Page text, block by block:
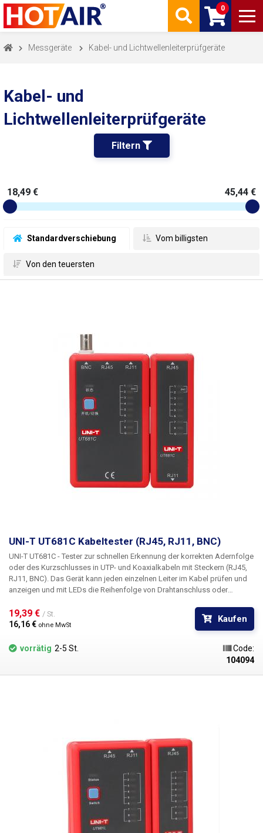
0
Messgeräte Kabel- und Lichtwellenleiterprüfgeräte
Kabel- und
Lichtwellenleiterprüfgeräte
Filtern
Standardverschiebung Vom billigsten
Von den teuersten
18,49 € 45,44 €
UNI-T UT681C Kabeltester (RJ45, RJ11, BNC)
UNI-T UT681C - Tester zur schnellen Erkennung der korrekten Adernfolge
oder des Kurzschlusses in UTP- und Koaxialkabeln mit Steckern (RJ45,
RJ11, BNC). Das Gerät kann jeden einzelnen Leiter im Kabel prüfen und
anzeigen und mit LEDs die Reihenfolge von Drahtanschluss oder
unentbehrlicher Helfer für Prüfer und IT-Techniker, die schnell
Kabelverbindungen (gerade, gekreuzt) identifizieren oder den Zustand
einstecken.MerkmaleI:
Stromkreisunterbrechungstest Prüfung geschirmter und ungeschirmter
19,39 € / St.
16,16 € ohne MwSt
Kaufen
vorrätig 2-5 St.
Code:
104094